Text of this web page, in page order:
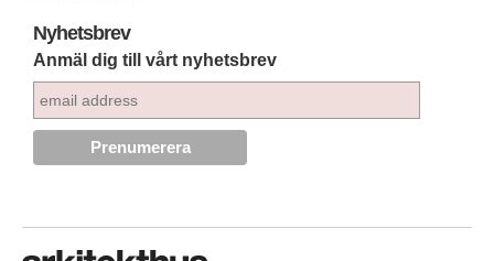
Nyhetsbrev
Anmäl dig till vårt nyhetsbrev